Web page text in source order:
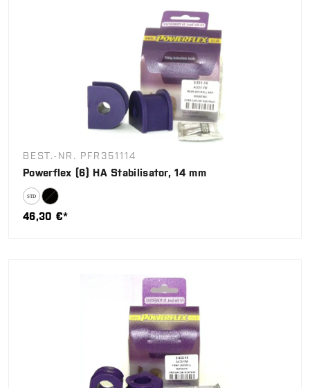
BEST.-NR. PFR351114
Powerflex (6) HA Stabilisator, 14 mm
46,30 €*